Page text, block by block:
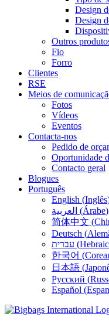
Design
Design
Outros
Fio
Forro
Clientes
RSE
Meios de
Fotos
Vídeos
Eventos
Contacta-nos
Pedido de
Oportunidade
Contacto geral
Blogues
Português
English (Inglês
العربية (Árabe)
简体中文 (
Deutsch (
עברית (
한국어 (
日本語 (
Русский (
Español (